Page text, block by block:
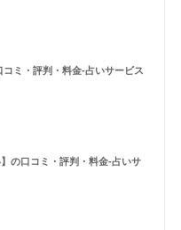
ミ・評判・料金-占いサービス
の口コミ・評判・料金-占いサ